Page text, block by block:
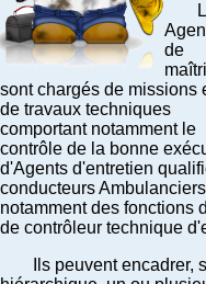
de
sont chargés de missions
de travaux techniques
comportant notamment le
contrôle de la bonne
d'Agents d'entretien
conducteurs
notamment des fonctions
de contrôleur technique
Ils peuvent